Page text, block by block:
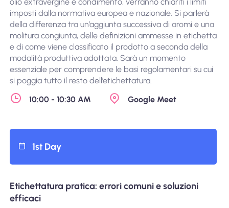
imposti dalla normativa europea e nazionale. Si parlerà
della differenza tra un’aggiunta successiva di aromi e una
molitura congiunta, delle definizioni ammesse in etichetta
e di come viene classificato il prodotto a seconda della
modalità produttiva adottata. Sarà un momento
essenziale per comprendere le basi regolamentari su cui
si poggia tutto il resto dell’etichettatura.
10:00 - 10:30 AM
Google Meet
1st Day
Etichettatura pratica: errori comuni e soluzioni
efficaci